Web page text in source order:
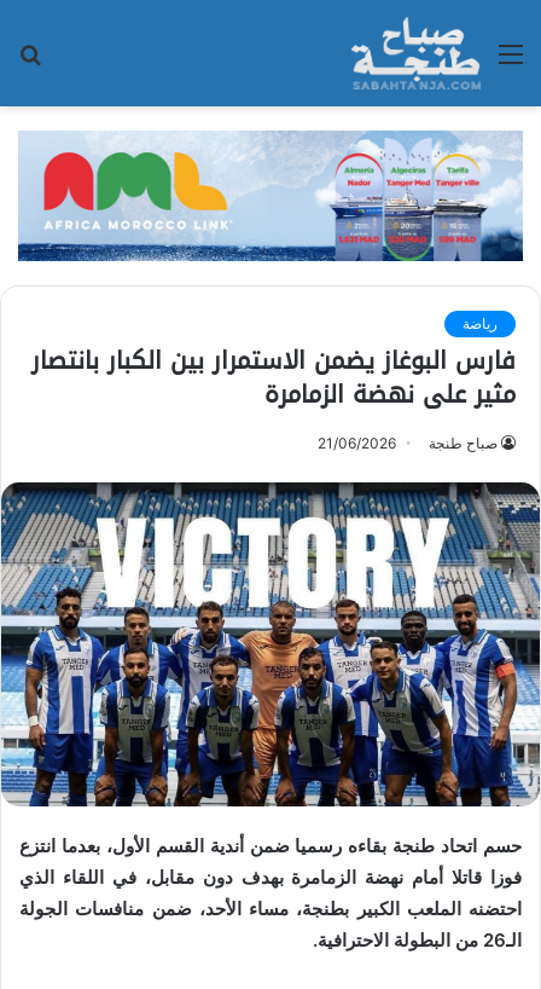
القائمة
رياضة
فارس البوغاز يضمن الاستمرار بين الكبار بانتصار
مثير على نهضة الزمامرة
صباح طنجة 21/06/2026
حسم اتحاد طنجة بقاءه رسميا ضمن أندية القسم الأول، بعدما انتزع
فوزا قاتلا أمام نهضة الزمامرة بهدف دون مقابل، في اللقاء الذي
احتضنه الملعب الكبير بطنجة، مساء الأحد، ضمن منافسات الجولة
الـ26 من البطولة الاحترافية.